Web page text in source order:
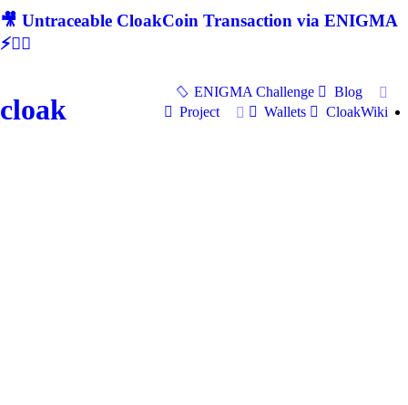
🎥 Untraceable CloakCoin Transaction via ENIGMA
⚡🕵‍♂
cloak
ENIGMA Challenge
Blog
Project
Wallets CloakWiki